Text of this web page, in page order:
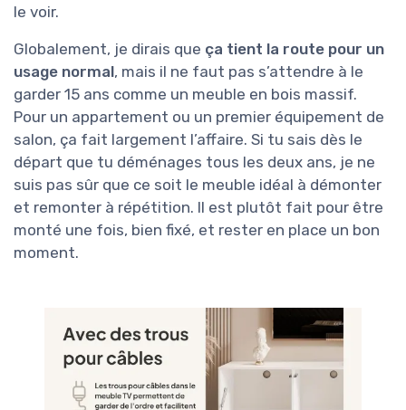
le voir.
Globalement, je dirais que ça tient la route pour un
usage normal, mais il ne faut pas s’attendre à le
garder 15 ans comme un meuble en bois massif.
Pour un appartement ou un premier équipement de
salon, ça fait largement l’affaire. Si tu sais dès le
départ que tu déménages tous les deux ans, je ne
suis pas sûr que ce soit le meuble idéal à démonter
et remonter à répétition. Il est plutôt fait pour être
monté une fois, bien fixé, et rester en place un bon
moment.